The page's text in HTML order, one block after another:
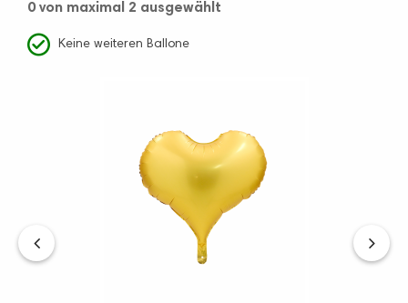
0von maximal 2 ausgewählt
Keine weiteren Ballone